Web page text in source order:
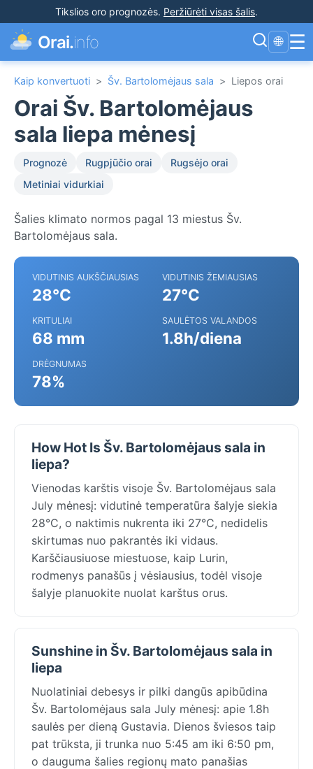
Tikslios oro prognozės. Peržiūrėti visas šalis.
Orai.info 🌐 ☰
Kaip konvertuoti > Šv. Bartolomėjaus sala > Liepos orai
Orai Šv. Bartolomėjaus
sala liepa mėnesį
Prognozė Rugpjūčio orai
Rugsėjo orai
Metiniai vidurkiai
Šalies klimato normos pagal 13 miestus Šv.
Bartolomėjaus sala.
VIDUTINIS AUKŠČIAUSIAS
28°C
VIDUTINIS ŽEMIAUSIAS
27°C
KRITULIAI
68 mm
SAULĖTOS VALANDOS
1.8h/diena
DRĖGNUMAS
78%
How Hot Is Šv. Bartolomėjaus sala in
liepa?
Vienodas karštis visoje Šv. Bartolomėjaus sala
July mėnesį: vidutinė temperatūra šalyje siekia
28°C, o naktimis nukrenta iki 27°C, nedidelis
skirtumas nuo pakrantės iki vidaus.
Karščiausiuose miestuose, kaip Lurin,
rodmenys panašūs į vėsiausius, todėl visoje
šalyje planuokite nuolat karštus orus.
Sunshine in Šv. Bartolomėjaus sala in
liepa
Nuolatiniai debesys ir pilki dangūs apibūdina
Šv. Bartolomėjaus sala July mėnesį: apie 1.8h
saulės per dieną Gustavia. Dienos šviesos taip
pat trūksta, ji trunka nuo 5:45 am iki 6:50 pm,
o dauguma šalies regionų mato panašias